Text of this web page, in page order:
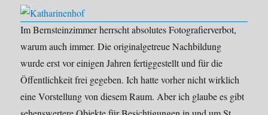
Im Bernsteinzimmer herrscht absolutes Fotografierverbot,
warum auch immer. Die originalgetreue Nachbildung
wurde erst vor einigen Jahren fertiggestellt und für die
Öffentlichkeit frei gegeben. Ich hatte vorher nicht wirklich
eine Vorstellung von diesem Raum. Aber ich glaube es gibt